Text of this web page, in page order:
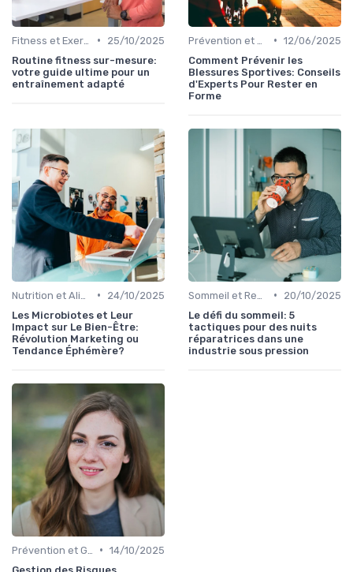
•
25/10/2025
Routine fitness sur-mesure:
votre guide ultime pour un
entraînement adapté
• 12/06/2025
Comment Prévenir les
Blessures Sportives: Conseils
d'Experts Pour Rester en
Forme
•
24/10/2025
Les Microbiotes et Leur
Impact sur Le Bien-Être:
Révolution Marketing ou
Tendance Éphémère?
•
20/10/2025
Le défi du sommeil: 5
tactiques pour des nuits
réparatrices dans une
industrie sous pression
• 14/10/2025